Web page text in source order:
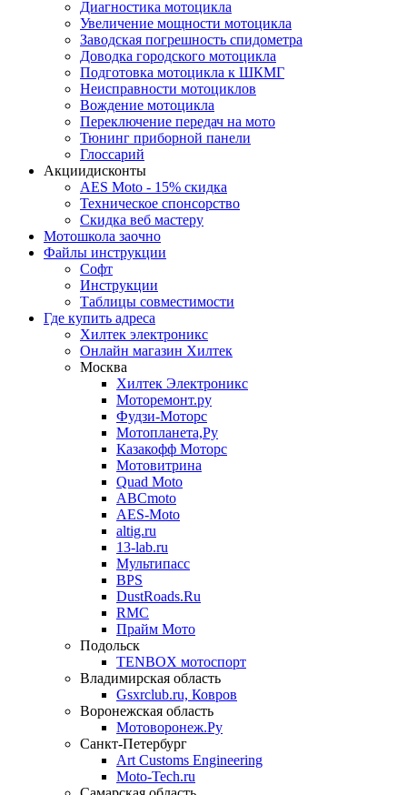
Диагноcтика мотоцикла
Увеличение мощности мотоцикла
Заводская погрешность спидометра
Доводка городского мотоцикла
Подготовка мотоцикла к ШКМГ
Неисправности мотоциклов
Вождение мотоцикла
Переключение передач на мото
Тюнинг приборной панели
Глоссарий
Акциидисконты
AES Moto - 15% скидка
Техническое спонсорство
Скидка веб мастеру
Мотошкола заочно
Файлы инструкции
Софт
Инструкции
Таблицы совместимости
Где купить адреса
Хилтек электроникс
Онлайн магазин Хилтек
Москва
Хилтек Электроникс
Моторемонт.ру
Фудзи-Моторс
Мотопланета,Ру
Казакофф Моторс
Мотовитрина
Quad Moto
ABCmoto
AES-Moto
altig.ru
13-lab.ru
Мультипасс
BPS
DustRoads.Ru
RMC
Прайм Мото
Подольск
TENBOX мотоспорт
Владимирская область
Gsxrclub.ru, Ковров
Воронежская область
Мотоворонеж.Ру
Санкт-Петербург
Art Customs Engineering
Moto-Tech.ru